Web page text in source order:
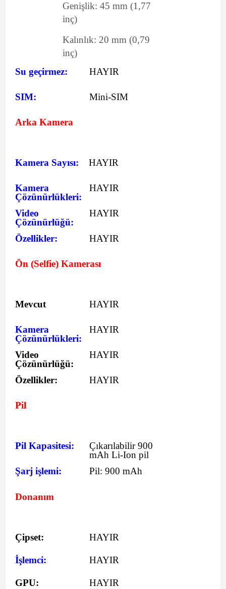
Genişlik: 45 mm (1,77
inç)
Kalınlık: 20 mm (0,79
inç)
Su geçirmez:
HAYIR
SIM: Mini-SIM
Arka Kamera
Kamera Sayısı: HAYIR
Kamera
Çözünürlükleri:
HAYIR
Video
Çözünürlüğü:
HAYIR
Özellikler: HAYIR
Ön (Selfie) Kamerası
Mevcut HAYIR
Kamera
Çözünürlükleri:
HAYIR
Video
Çözünürlüğü:
HAYIR
Özellikler: HAYIR
Pil
Pil Kapasitesi:
Çıkarılabilir 900
mAh Li-Ion pil
Şarj işlemi:
Pil: 900 mAh
Donanım
Çipset: HAYIR
İşlemci: HAYIR
GPU: HAYIR